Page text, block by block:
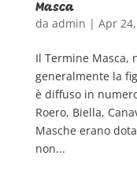
Masca
da admin | Apr
Il Termine Masca,
generalmente la
è diffuso in
Roero, Biella,
Masche erano
non...